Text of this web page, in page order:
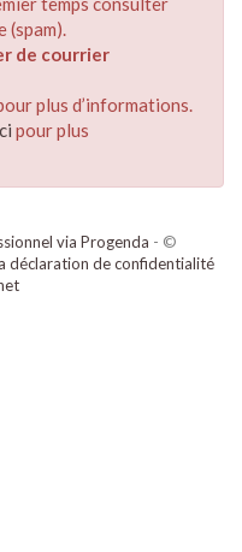
(spam).
de courrier
plus d’informations.
pour plus
via Progenda - ©
déclaration de confidentialité